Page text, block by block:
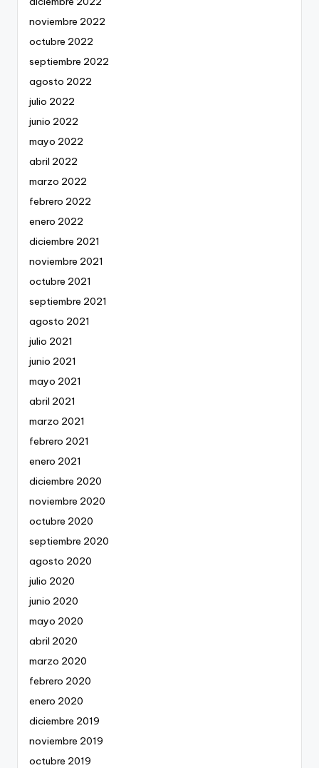
noviembre 2022
octubre 2022
septiembre 2022
agosto 2022
julio 2022
junio 2022
mayo 2022
abril 2022
marzo 2022
febrero 2022
enero 2022
diciembre 2021
noviembre 2021
octubre 2021
septiembre 2021
agosto 2021
julio 2021
junio 2021
mayo 2021
abril 2021
marzo 2021
febrero 2021
enero 2021
diciembre 2020
noviembre 2020
octubre 2020
septiembre 2020
agosto 2020
julio 2020
junio 2020
mayo 2020
abril 2020
marzo 2020
febrero 2020
enero 2020
diciembre 2019
noviembre 2019
octubre 2019